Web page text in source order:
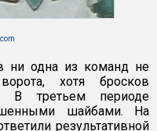
ни одна из команд не
хотя бросков
В третьем периоде
шайбами. На
результативной